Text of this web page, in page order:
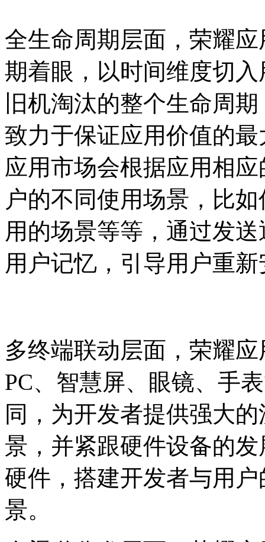
全生命周期层面，荣耀
期着眼，以时间维度切
旧机淘汰的整个生命周
致力于保证应用价值的
应用市场会根据应用相
户的不同使用场景，比
用的场景等等，通过发
用户记忆，引导用户重
多终端联动层面，荣耀
PC、智慧屏、眼镜、手
同，为开发者提供强大
景，并紧跟硬件设备的
硬件，搭建开发者与用
景。